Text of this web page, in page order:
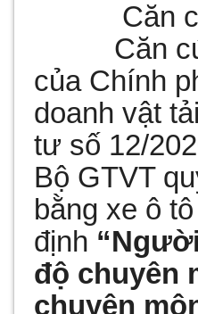
Căn
Căn cứ
của Chính
doanh vật
tư số 12/
Bộ GTVT
bằng xe ô
định
độ chuyên
chuyên